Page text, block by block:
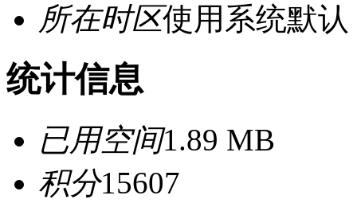
所在时区使用系统默认
统计信息
已用空间1.89 MB
积分15607